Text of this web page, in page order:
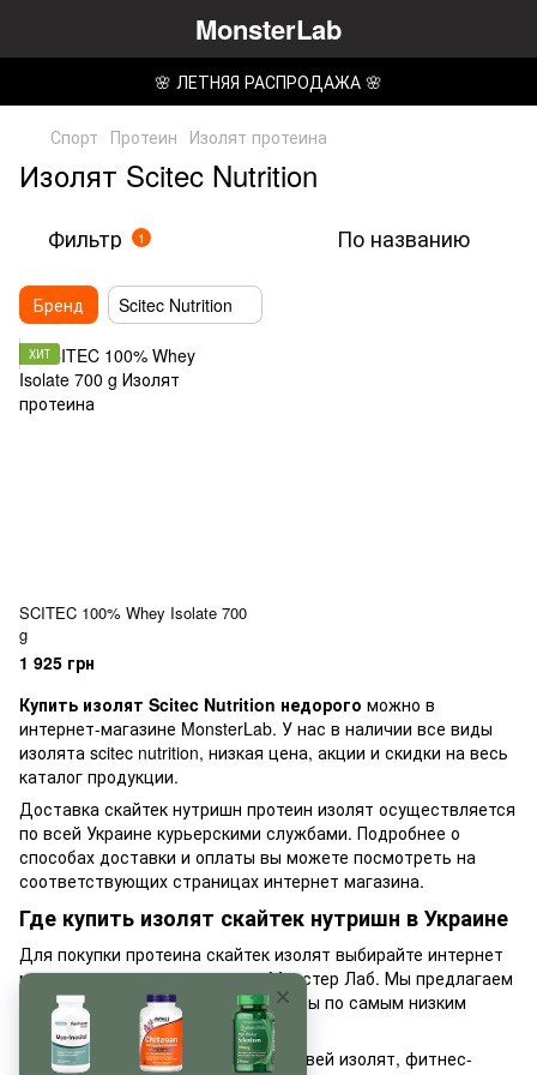
MonsterLab
🌸 ЛЕТНЯЯ РАСПРОДАЖА 🌸
Спорт Протеин Изолят протеина
Изолят Scitec Nutrition
Фильтр 1 По названию
Бренд Scitec Nutrition
ХИТ
SCITEC 100% Whey Isolate 700
g
1 925 грн
Купить изолят Scitec Nutrition недорого можно в
интернет-магазине MonsterLab. У нас в наличии все виды
изолята scitec nutrition, низкая цена, акции и скидки на весь
каталог продукции.
Доставка скайтек нутришн протеин изолят осуществляется
по всей Украине курьерскими службами. Подробнее о
способах доставки и оплаты вы можете посмотреть на
соответствующих страницах интернет магазина.
Где купить изолят скайтек нутришн в Украине
Для покупки протеина скайтек изолят выбирайте интернет
магазин спортивного питания Монстер Лаб. Мы предлагаем
только высококачественные товары по самым низким
ценам в Украине.
Для оптовых покупателей скайтек вей изолят, фитнес-